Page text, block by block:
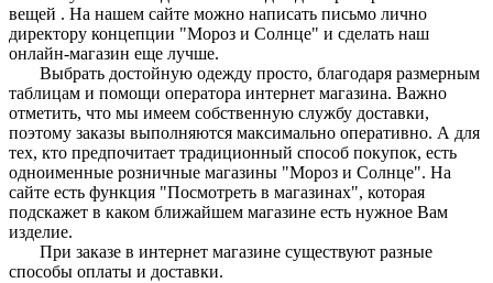
вещей . На нашем сайте можно написать письмо лично
директору концепции "Мороз и Солнце" и сделать наш
онлайн-магазин еще лучше.
Выбрать достойную одежду просто, благодаря размерным
таблицам и помощи оператора интернет магазина. Важно
отметить, что мы имеем собственную службу доставки,
поэтому заказы выполняются максимально оперативно. А для
тех, кто предпочитает традиционный способ покупок, есть
одноименные розничные магазины "Мороз и Солнце". На
сайте есть функция "Посмотреть в магазинах", которая
подскажет в каком ближайшем магазине есть нужное Вам
изделие.
При заказе в интернет магазине существуют разные
способы оплаты и доставки.